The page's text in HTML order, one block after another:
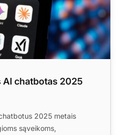
chatbotas 2025
2025 metais
sąveikoms,